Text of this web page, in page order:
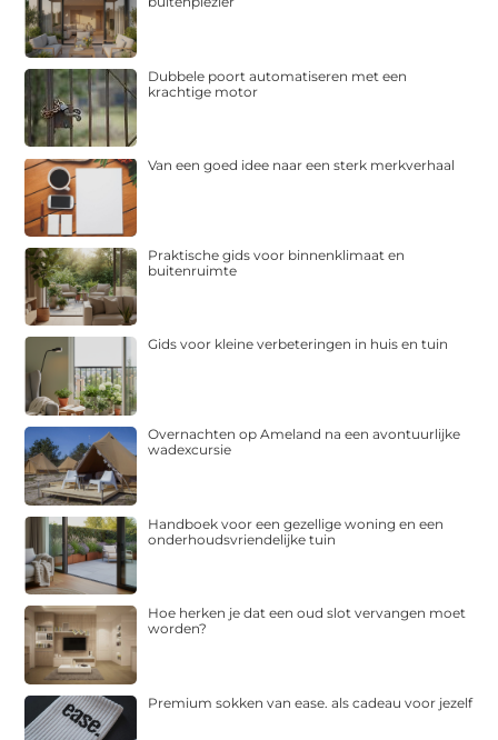
Dubbele poort automatiseren met een
krachtige motor
Van een goed idee naar een sterk merkverhaal
Praktische gids voor binnenklimaat en
buitenruimte
Gids voor kleine verbeteringen in huis en tuin
Overnachten op Ameland na een avontuurlijke
wadexcursie
Handboek voor een gezellige woning en een
onderhoudsvriendelijke tuin
Hoe herken je dat een oud slot vervangen moet
worden?
Premium sokken van ease. als cadeau voor jezelf